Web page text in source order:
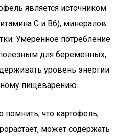
является источником
C и B6), минералов
Умеренное потребление
для беременных,
уровень энергии
пищеварению.
помнить, что картофель,
может содержать